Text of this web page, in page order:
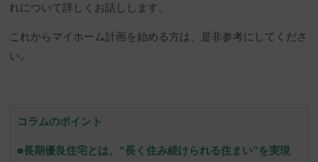
れについて詳しくお話しします。
これからマイホーム計画を始める方は、是非参考にしてくださ
い。
コラムのポイント
■長期優良住宅とは、“長く住み続けられる住まい”を実現